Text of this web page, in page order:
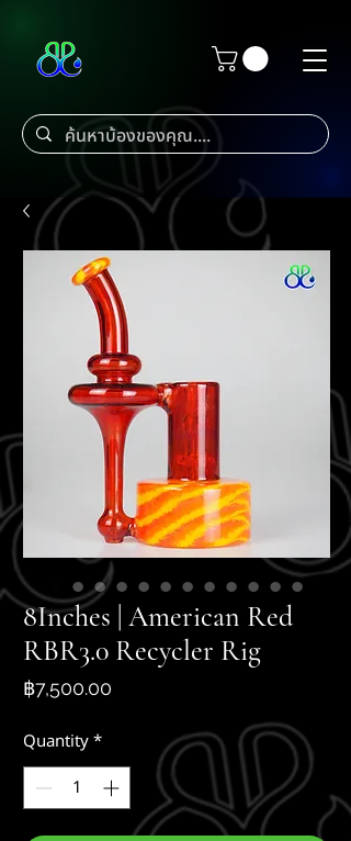
8Inches | American Red
RBR3.0 Recycler Rig
฿7,500.00
Quantity*